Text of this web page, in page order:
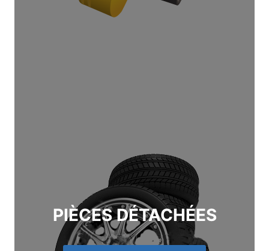
PIÈCES DÉTACHÉES